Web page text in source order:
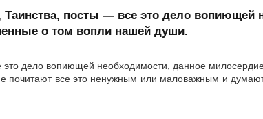
посты — все это дело вопиющей
о том вопли нашей души.
дело вопиющей необходимости, данное
все это ненужным или маловажным и